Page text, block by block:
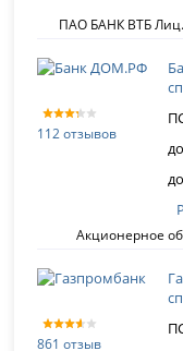
ПАО БАНК ВТБ
112 отзывов
Акционерное
861 отзыв